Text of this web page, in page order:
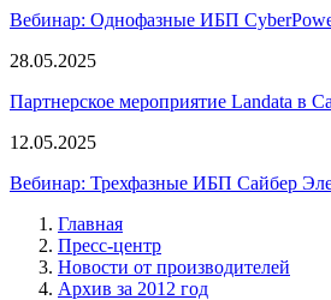
Вебинар: Однофазные ИБП
28.05.2025
Партнерское мероприятие Landata в
12.05.2025
Вебинар: Трехфазные ИБП Сайбер
Главная
Пресс-центр
Новости от производителей
Архив за 2012 год